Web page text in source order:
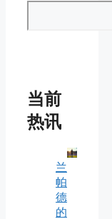
当前
热讯
兰
帕
德
的